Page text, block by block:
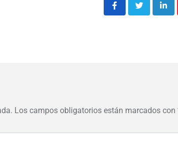
Los campos obligatorios están marcados con